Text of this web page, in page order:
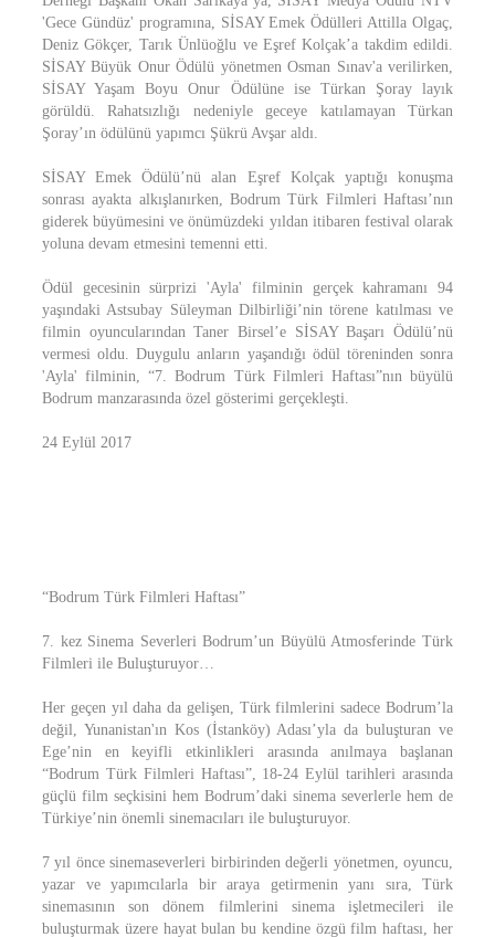
'Gece Gündüz' programına, SİSAY Emek Ödülleri Attilla Olgaç,
Deniz Gökçer, Tarık Ünlüoğlu ve Eşref Kolçak’a takdim edildi.
SİSAY Büyük Onur Ödülü yönetmen Osman Sınav'a verilirken,
SİSAY Yaşam Boyu Onur Ödülüne ise Türkan Şoray layık
görüldü. Rahatsızlığı nedeniyle geceye katılamayan Türkan
Şoray’ın ödülünü yapımcı Şükrü Avşar aldı.
SİSAY Emek Ödülü’nü alan Eşref Kolçak yaptığı konuşma
sonrası ayakta alkışlanırken, Bodrum Türk Filmleri Haftası’nın
giderek büyümesini ve önümüzdeki yıldan itibaren festival olarak
yoluna devam etmesini temenni etti.
Ödül gecesinin sürprizi 'Ayla' filminin gerçek kahramanı 94
yaşındaki Astsubay Süleyman Dilbirliği’nin törene katılması ve
filmin oyuncularından Taner Birsel’e SİSAY Başarı Ödülü’nü
vermesi oldu. Duygulu anların yaşandığı ödül töreninden sonra
'Ayla' filminin, “7. Bodrum Türk Filmleri Haftası”nın büyülü
Bodrum manzarasında özel gösterimi gerçekleşti.
24 Eylül 2017
“Bodrum Türk Filmleri Haftası”
7. kez Sinema Severleri Bodrum’un Büyülü Atmosferinde Türk
Filmleri ile Buluşturuyor…
Her geçen yıl daha da gelişen, Türk filmlerini sadece Bodrum’la
değil, Yunanistan'ın Kos (İstanköy) Adası’yla da buluşturan ve
Ege’nin en keyifli etkinlikleri arasında anılmaya başlanan
“Bodrum Türk Filmleri Haftası”, 18-24 Eylül tarihleri arasında
güçlü film seçkisini hem Bodrum’daki sinema severlerle hem de
Türkiye’nin önemli sinemacıları ile buluşturuyor.
7 yıl önce sinemaseverleri birbirinden değerli yönetmen, oyuncu,
yazar ve yapımcılarla bir araya getirmenin yanı sıra, Türk
sinemasının son dönem filmlerini sinema işletmecileri ile
buluşturmak üzere hayat bulan bu kendine özgü film haftası, her